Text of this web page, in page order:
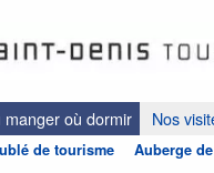
manger où dormir Nos
de tourisme Auberge